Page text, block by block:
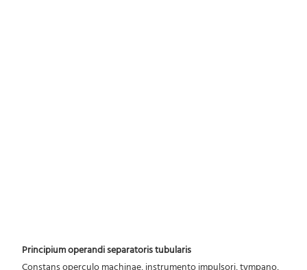
Principium operandi separatoris tubularis